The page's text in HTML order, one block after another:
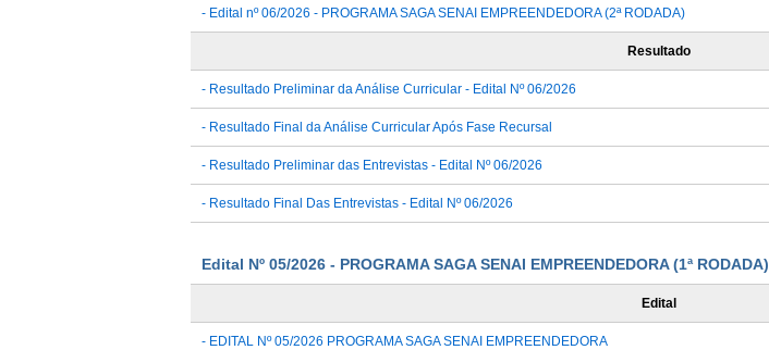
- Edital nº 06/2026 - PROGRAMA SAGA SENAI EMPREENDEDORA (2ª RODADA)
Resultado
- Resultado Preliminar da Análise Curricular - Edital Nº 06/2026
- Resultado Final da Análise Curricular Após Fase Recursal
- Resultado Preliminar das Entrevistas - Edital Nº 06/2026
- Resultado Final Das Entrevistas - Edital Nº 06/2026
Edital Nº 05/2026 - PROGRAMA SAGA SENAI EMPREENDEDORA (1ª RODADA)
Edital
- EDITAL Nº 05/2026 PROGRAMA SAGA SENAI EMPREENDEDORA